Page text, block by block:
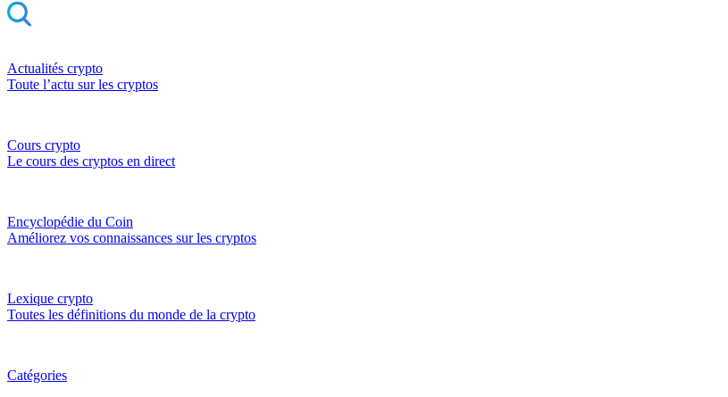
Actualités crypto
Toute l’actu sur les cryptos
Cours crypto
Le cours des cryptos en direct
Encyclopédie du Coin
Améliorez vos connaissances sur les cryptos
Lexique crypto
Toutes les définitions du monde de la crypto
Catégories